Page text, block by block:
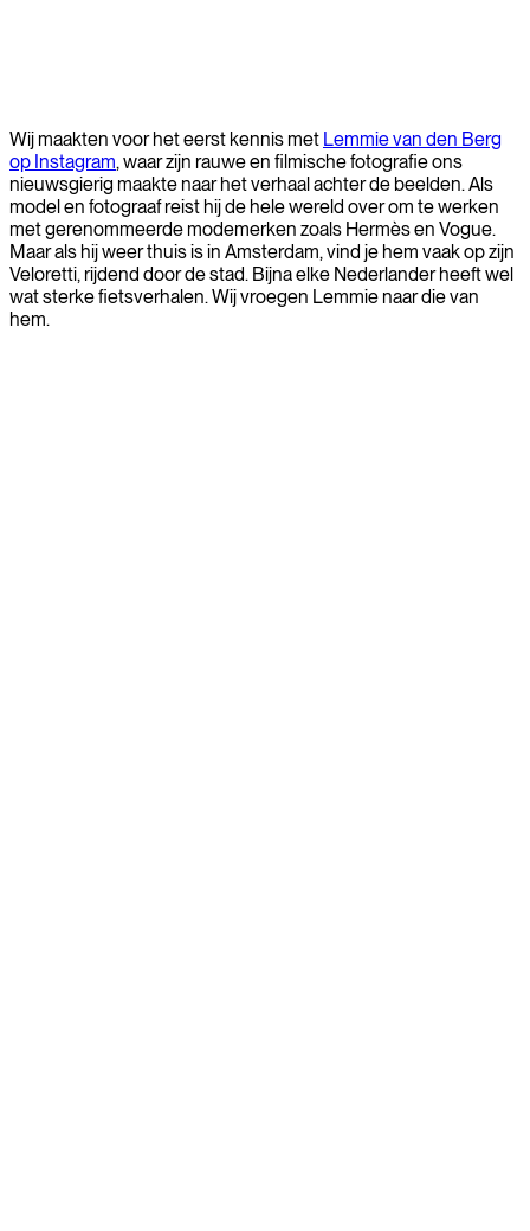
Wij maakten voor het eerst kennis met Lemmie van den Berg
op Instagram, waar zijn rauwe en filmische fotografie ons
nieuwsgierig maakte naar het verhaal achter de beelden. Als
model en fotograaf reist hij de hele wereld over om te werken
met gerenommeerde modemerken zoals Hermès en Vogue.
Maar als hij weer thuis is in Amsterdam, vind je hem vaak op zijn
Veloretti, rijdend door de stad. Bijna elke Nederlander heeft wel
wat sterke fietsverhalen. Wij vroegen Lemmie naar die van
hem.